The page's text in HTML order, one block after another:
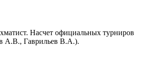
Насчет официальных турниров
А.В., Гаврильев В.А.).